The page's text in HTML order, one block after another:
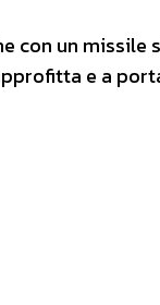
con un missile
e a